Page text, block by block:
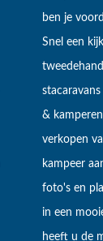
ben je
Snel een
&
verkopen
kampeer
foto's en
in een
heeft u de